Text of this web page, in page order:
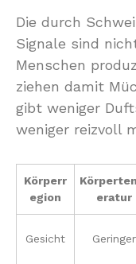
Die durch
Signale sind
Menschen
ziehen damit
gibt weniger
weniger reizvoll
Körperr
egion
eratur
Gesicht Geringer